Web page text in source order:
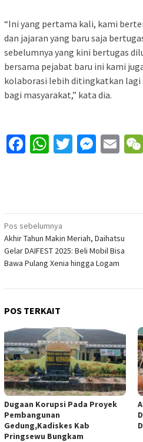
“Ini yang pertama kali, kami
dan jajaran yang baru saja
sebelumnya yang kini bertugas
bersama pejabat baru ini kami
kolaborasi lebih ditingkatkan
bagi masyarakat,” kata dia.
Facebook
WhatsApp
Twitter
Navigasi
pos
Pos sebelumnya
Akhir Tahun Makin Meriah, Daihatsu
Gelar DAIFEST 2025: Beli Mobil Bisa
Bawa Pulang Xenia hingga Logam
POS TERKAIT
Dugaan Korupsi Pada Proyek
Pembangunan
Gedung,Kadiskes Kab
Pringsewu Bungkam